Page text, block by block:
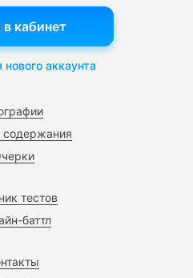
содержания
тестов
баттл
кабинет
нового аккаунта